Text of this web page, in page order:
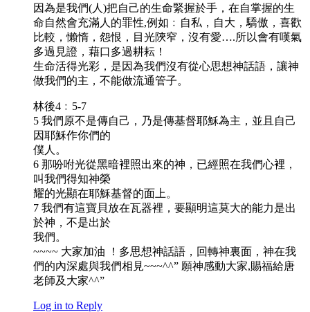
因為是我們(人)把自己的生命緊握於手，在自掌握的生
命自然會充滿人的罪性,例如﹕自私，自大，驕傲，喜歡
比較，懶惰，怨恨，目光陝窄，沒有愛….所以會有嘆氣
多過見證，藉口多過耕耘！
生命活得光彩，是因為我們沒有從心思想神話語，讓神
做我們的主，不能做流通管子。
林後4﹕5-7
5 我們原不是傳自己，乃是傳基督耶穌為主，並且自己
因耶穌作你們的
僕人。
6 那吩咐光從黑暗裡照出來的神，已經照在我們心裡，
叫我們得知神榮
耀的光顯在耶穌基督的面上。
7 我們有這寶貝放在瓦器裡，要顯明這莫大的能力是出
於神，不是出於
我們。
~~~~ 大家加油 ！多思想神話語，回轉神裏面，神在我
們的內深處與我們相見~~~^^” 願神感動大家,賜福給唐
老師及大家^^”
Log in to Reply